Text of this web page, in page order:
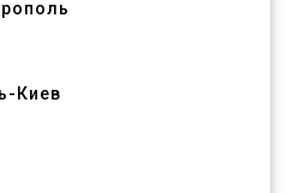
- Киев